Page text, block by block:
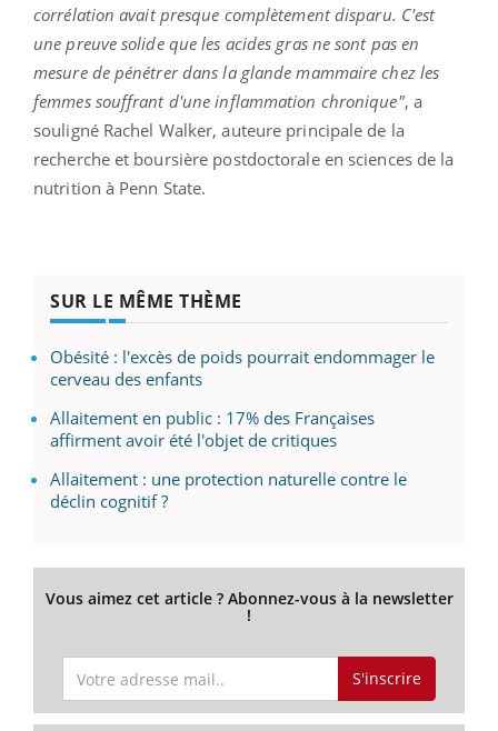
corrélation avait presque complètement disparu. C'est
une preuve solide que les acides gras ne sont pas en
mesure de pénétrer dans la glande mammaire chez les
femmes souffrant d'une inflammation chronique", a
souligné Rachel Walker, auteure principale de la
recherche et boursière postdoctorale en sciences de la
nutrition à Penn State.
SUR LE MÊME THÈME
Obésité : l'excès de poids pourrait endommager le
cerveau des enfants
Allaitement en public : 17% des Françaises
affirment avoir été l'objet de critiques
Allaitement : une protection naturelle contre le
déclin cognitif ?
Vous aimez cet article ? Abonnez-vous à la newsletter
!
S'inscrire